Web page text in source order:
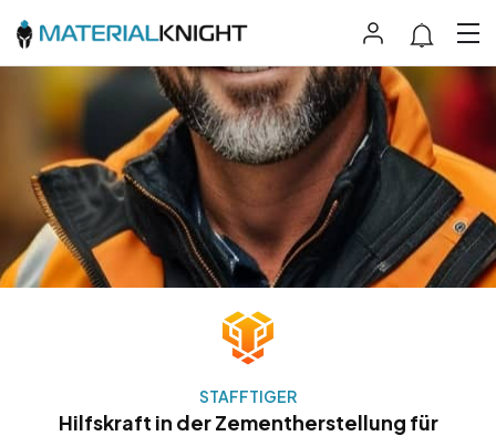
STAFFTIGER
Hilfskraft in der Zementherstellung für